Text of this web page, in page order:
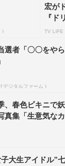
)
宏が
『ド
TV LIFE
選者「〇〇をや
デジタルファーム )
、春色ビキニで
真集「生意気な
大生アイドル”